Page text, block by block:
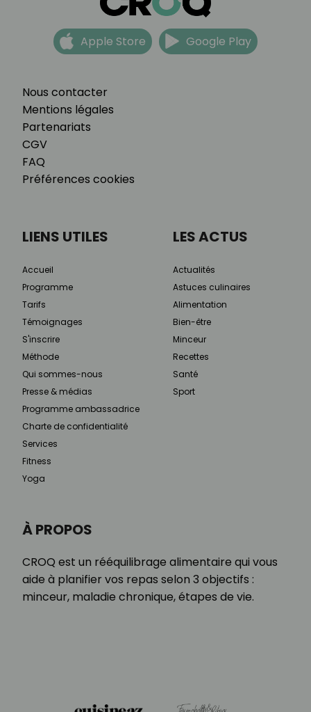
Nous contacter
Mentions légales
Partenariats
CGV
FAQ
Préférences cookies
Apple Store Google Play
À PROPOS
CROQ est un rééquilibrage alimentaire qui vous
aide à planifier vos repas selon 3 objectifs :
minceur, maladie chronique, étapes de vie.
LIENS UTILES
Accueil
Programme
Tarifs
Témoignages
S'inscrire
Méthode
Qui sommes-nous
Presse & médias
Programme ambassadrice
Charte de confidentialité
Services
Fitness
Yoga
LES ACTUS
Actualités
Astuces culinaires
Alimentation
Bien-être
Minceur
Recettes
Santé
Sport